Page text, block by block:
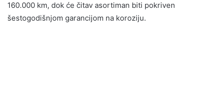
160.000 km, dok će čitav asortiman biti pokriven
šestogodišnjom garancijom na koroziju.